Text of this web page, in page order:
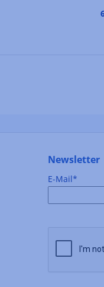
Newsletter
E-Mail*